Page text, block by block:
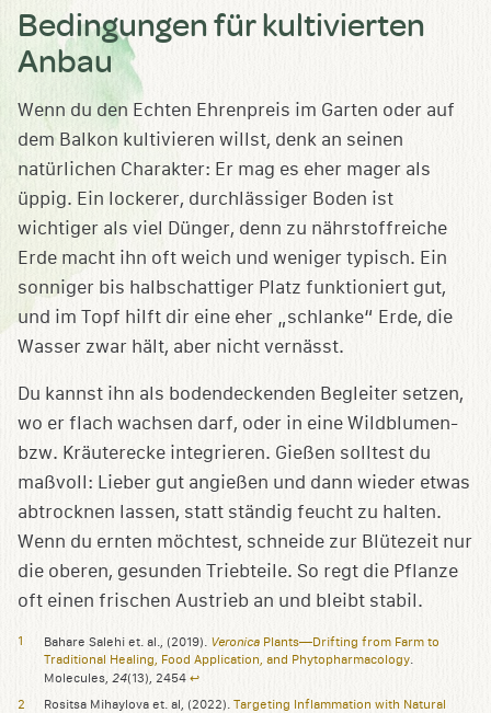
Bedingungen für kultivierten
Anbau
Wenn du den Echten Ehrenpreis im Garten oder auf
dem Balkon kultivieren willst, denk an seinen
natürlichen Charakter: Er mag es eher mager als
üppig. Ein lockerer, durchlässiger Boden ist
wichtiger als viel Dünger, denn zu nährstoffreiche
Erde macht ihn oft weich und weniger typisch. Ein
sonniger bis halbschattiger Platz funktioniert gut,
und im Topf hilft dir eine eher „schlanke“ Erde, die
Wasser zwar hält, aber nicht vernässt.
Du kannst ihn als bodendeckenden Begleiter setzen,
wo er flach wachsen darf, oder in eine Wildblumen-
bzw. Kräuterecke integrieren. Gießen solltest du
maßvoll: Lieber gut angießen und dann wieder etwas
abtrocknen lassen, statt ständig feucht zu halten.
Wenn du ernten möchtest, schneide zur Blütezeit nur
die oberen, gesunden Triebteile. So regt die Pflanze
oft einen frischen Austrieb an und bleibt stabil.
Bahare Salehi et. al., (2019). Veronica Plants—Drifting from Farm to
Traditional Healing, Food Application, and Phytopharmacology.
Molecules, 24(13), 2454 ↩︎
Rositsa Mihaylova et. al, (2022). Targeting Inflammation with Natural